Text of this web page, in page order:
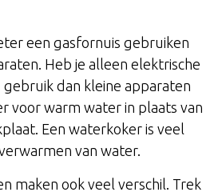
een gasfornuis gebruiken
Heb je alleen elektrische
dan kleine apparaten
voor warm water in plaats van
Een waterkoker is veel
van water.
maken ook veel verschil. Trek